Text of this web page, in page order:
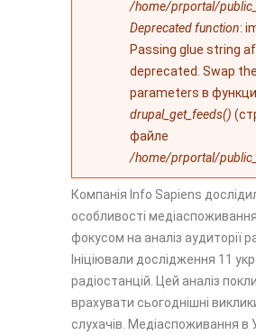
/home/prportal/
Deprecated function:
Passing glue string
deprecated. Swap the
parameters в
drupal_get_feeds()
файле
/home/prportal/
Компанія Info Sapiens
особливості медіаспоживання
фокусом на аналіз аудиторії
Ініціювали дослідження 11
радіостанцій. Цей аналіз
врахувати сьогоднішні
слухачів. Медіаспоживання в